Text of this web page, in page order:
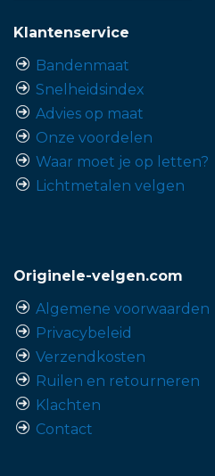
Klantenservice
Bandenmaat
Snelheidsindex
Advies op maat
Onze voordelen
Waar moet je op letten?
Lichtmetalen velgen
Originele-velgen.com
Algemene voorwaarden
Privacybeleid
Verzendkosten
Ruilen en retourneren
Klachten
Contact